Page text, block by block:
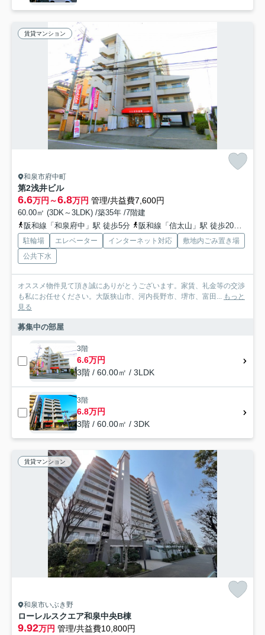
賃貸マンション
和泉市府中町
第2浅井ビル
6.6万円～6.8万円 管理/共益費7,600円
60.00㎡ (3DK～3LDK) /築35年 /7階建
阪和線「和泉府中」駅 徒歩5分
阪和線「信太山」駅 徒歩20分
駐輪場 エレベーター インターネット対応
敷地内ごみ置き場
公共下水
オススメ物件見て頂き誠にありがとうございます。家賃、礼金等の交渉
も私にお任せください。大阪狭山市、河内長野市、堺市、富田... もっと
見る
募集中の部屋
3階
6.6万円
3階 / 60.00㎡ / 3LDK
3階
6.8万円
3階 / 60.00㎡ / 3DK
賃貸マンション
和泉市いぶき野
ローレルスクエア和泉中央B棟
9.92万円 管理/共益費10,800円